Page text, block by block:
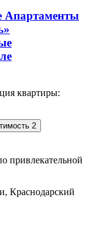
Апартаменты
квартиры:
2
привлекательной
Краснодарский